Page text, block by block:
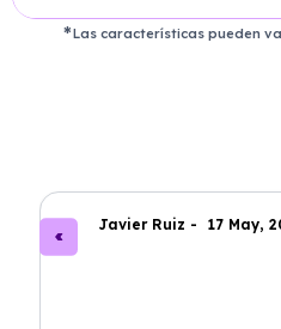
Las características pueden
Javier Ruiz - 17 May,